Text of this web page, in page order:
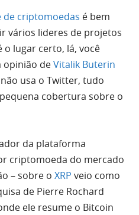
de criptomoedas é bem
vários lideres de projetos
o lugar certo, lá, você
opinião deVitalik Buterin
usa o Twitter, tudo
cobertura sobre o
da plataforma
criptomoeda do mercado
– sobre o XRP veio como
de Pierre Rochard
ele resume o Bitcoin